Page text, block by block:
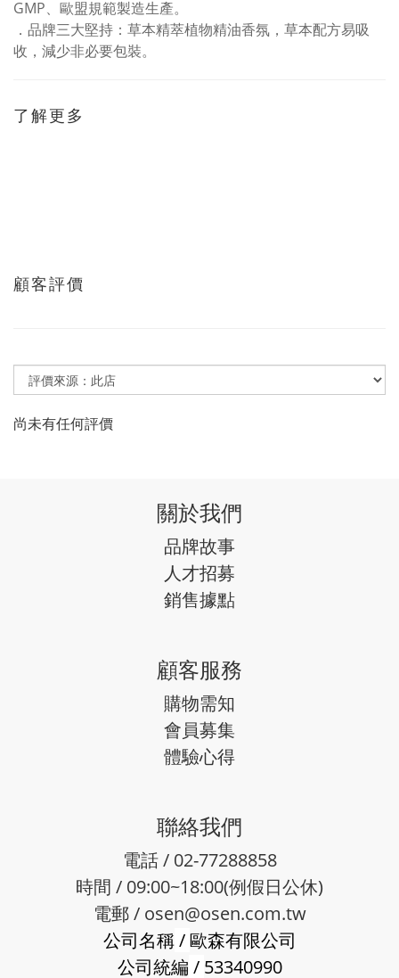
GMP、歐盟規範製造生產。
．品牌三大堅持：草本精萃植物精油香氛，草本配方易吸
收，減少非必要包裝。
了解更多
顧客評價
尚未有任何評價
關於我們
品牌故事
人才招募
銷售據點
顧客服務
購物需知
會員募集
體驗心得
聯絡我們
電話 / 02-77288858
時間 / 09:00~18:00(例假日公休)
電郵 / osen@osen.com.tw
公司名稱/歐森有限公司
公司統編 / 53340990